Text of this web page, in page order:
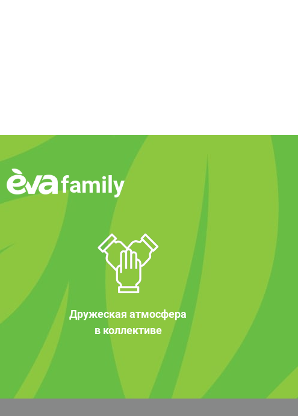
family
Дружеская атмосфера
в коллективе